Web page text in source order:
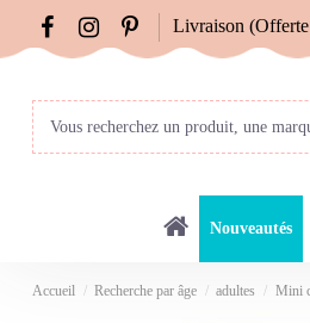
Livraison
Nouveautés
Accueil Recherche par âge adultes Mini